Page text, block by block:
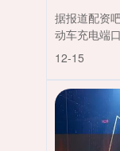
据报道配资
动车充电端
12-15